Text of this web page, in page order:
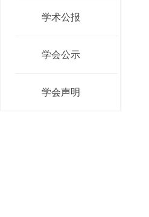
学术公报
学会公示
学会声明